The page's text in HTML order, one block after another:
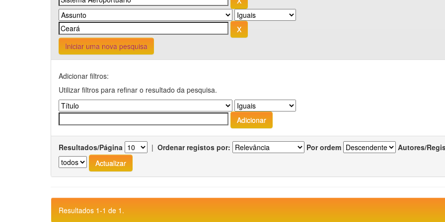
Iniciar uma nova pesquisa
Adicionar filtros:
Utilizar filtros para refinar o resultado da pesquisa.
Resultados/Página | Ordenar registos por: Por ordem Autores/
Resultados 1-1 de 1.